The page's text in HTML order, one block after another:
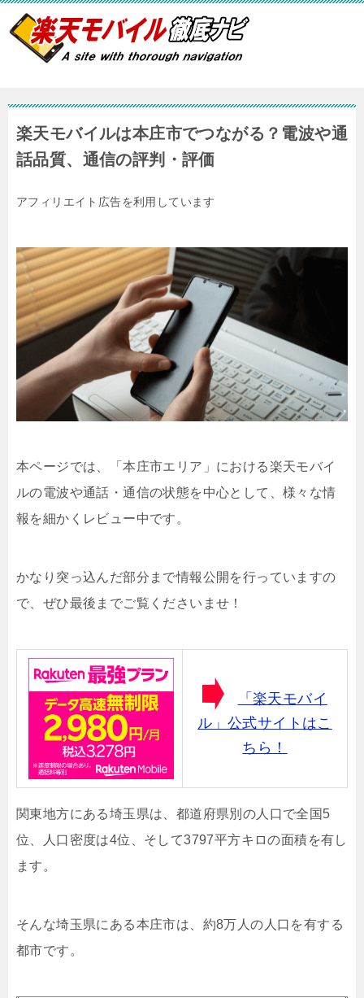
楽天モバイルは本庄市でつながる？電波や通
話品質、通信の評判・評価
アフィリエイト広告を利用しています
本ページでは、「本庄市エリア」における楽天モバイ
ルの電波や通話・通信の状態を中心として、様々な情
報を細かくレビュー中です。
かなり突っ込んだ部分まで情報公開を行っていますの
で、ぜひ最後までご覧くださいませ！
「楽天モバイ
ル」公式サイトはこ
ちら！
関東地方にある埼玉県は、 都道府県別の人口で全国5
位、人口密度は4位、そして3797平方キロの面積を有し
ます。
そんな埼玉県にある本庄市は、約8万人の人口を有する
都市です。